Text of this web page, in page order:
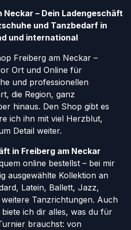
Neckar – Dein Ladengeschäft
und Tanzbedarf in
und international
Freiberg am Neckar –
Ort und Online für
und professionellen
die Region, ganz
hinaus. Den Shop gibt es
ich ihn mit viel Herzblut,
Detail weiter.
in Freiberg am Neckar
online bestellst – bei mir
ausgewählte Kollektion an
Latein, Ballett, Jazz,
Tanzrichtungen. Auch
ich dir alles, was du für
brauchst: von